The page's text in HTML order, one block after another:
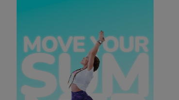
3 Lessons
43 Students Enrolled